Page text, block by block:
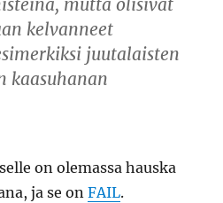
mutta olisivat
kelvanneet
juutalaisten
kaasuhanan
on olemassa hauska
ja se onFAIL.